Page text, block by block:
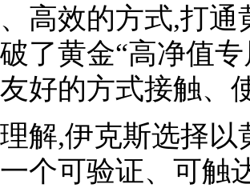
高效的方式,打
了黄金“高净值
好的方式接触、
解,伊克斯选择
个可验证、可触